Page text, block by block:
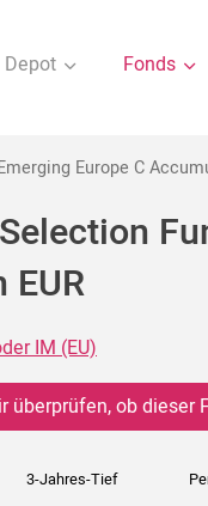
Depot Fonds
Europe C
IM (EU)
ob dieser
3-Jahres-Tief